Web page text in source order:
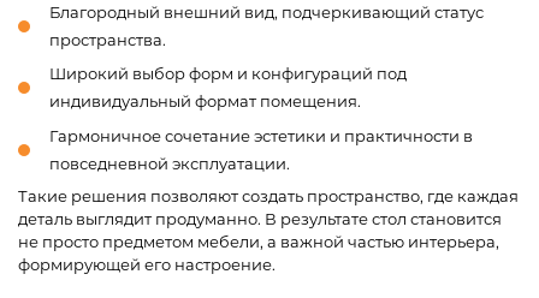
Благородный внешний вид, подчеркивающий статус
пространства.
Широкий выбор форм и конфигураций под
индивидуальный формат помещения.
Гармоничное сочетание эстетики и практичности в
повседневной эксплуатации.
Такие решения позволяют создать пространство, где каждая
деталь выглядит продуманно. В результате стол становится
не просто предметом мебели, а важной частью интерьера,
формирующей его настроение.